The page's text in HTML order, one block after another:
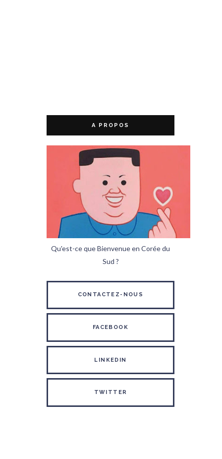
A PROPOS
Qu'est-ce que Bienvenue en Corée du
Sud ?
CONTACTEZ-NOUS
FACEBOOK
LINKEDIN
TWITTER